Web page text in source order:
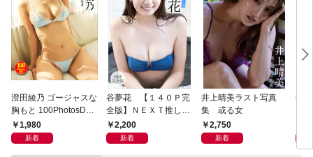
澄田綾乃 ゴージャスな
胸もと 100PhotosDX
[sabra net e-Book]
1,980
新着
谷夢花 【１４０Ｐ完
全版】ＮＥＸＴ推しガ
ール！ １～４ ヤン
マガデジタル写真集
2,200
新着
井上晴美ラスト写真
集 或る女
2,750
新着
似
写